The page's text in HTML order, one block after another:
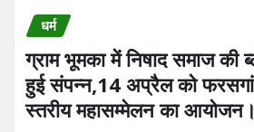
धर्म
ग्राम भूमका में निषाद समाज की
हुई संपन्न,14 अप्रैल को
स्तरीय महासम्मेलन का आयोजन।